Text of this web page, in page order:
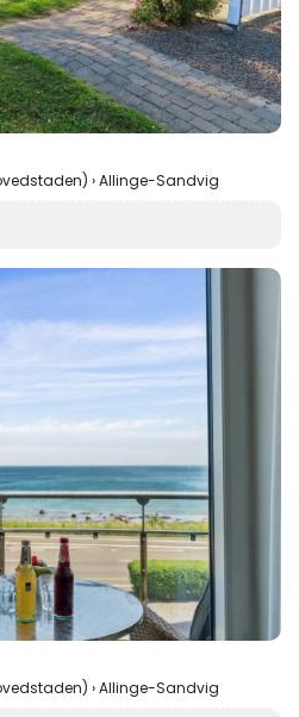
Allinge-Sandvig
Allinge-Sandvig